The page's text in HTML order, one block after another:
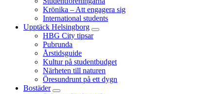
Krönika – Att engagera sig
International students
Upptäck Helsingborg
HBG City tipsar
Pubrunda
Årstidsguide
Kultur på studentbudget
Närheten till naturen
Öresundrunt på ett dygn
Bostäder